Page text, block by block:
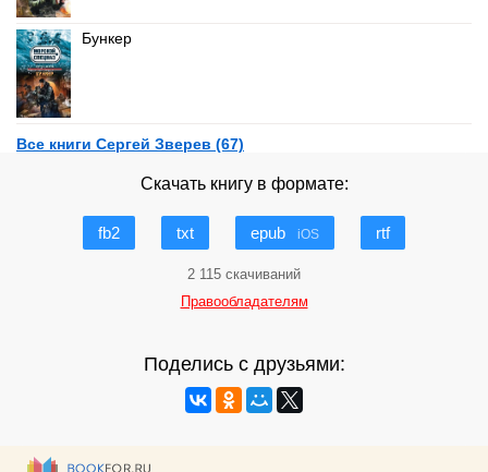
Бункер
Все книги Сергей Зверев (67)
Скачать книгу в формате:
fb2 txt epub iOS rtf
2 115 скачиваний
Правообладателям
Поделись с друзьями: